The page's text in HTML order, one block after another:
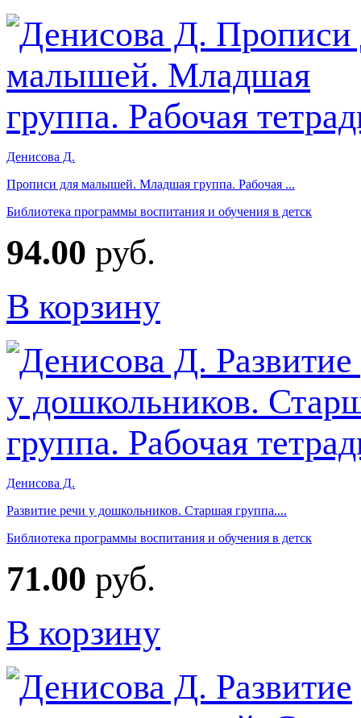
Денисова Д.
Прописи для малышей. Младшая группа. Рабочая ...
Библиотека программы воспитания и обучения в детск
94.00 руб.
В корзину
Денисова Д.
Развитие речи у дошкольников. Старшая группа....
Библиотека программы воспитания и обучения в детск
71.00 руб.
В корзину